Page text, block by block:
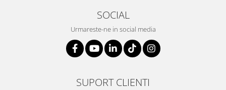
SOCIAL
Urmareste-ne in social media
SUPORT CLIENTI